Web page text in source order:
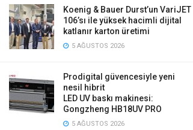
Koenig & Bauer Durst’un VariJET
106’sı ile yüksek hacimli dijital
katlanır karton üretimi
5 AĞUSTOS 2026
Prodigital güvencesiyle yeni
nesil hibrit
LED UV baskı makinesi:
Gongzheng HB18UV PRO
5 AĞUSTOS 2026